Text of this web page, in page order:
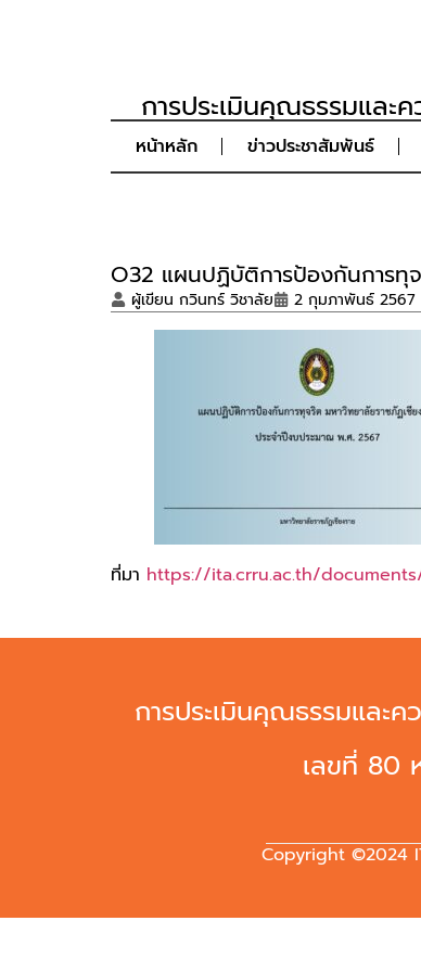
การประเมินคุณธรรมและ
หน้าหลัก ข่าวประชาสัมพันธ์
O32 แผนปฏิบัติการป้องกันการทุ
ผู้เขียน กวินทร์ วิชาลัย 2 กุมภาพันธ์ 2567
ที่มา https://ita.crru.ac.th/
การประเมินคุณธรรมและ
เลขที่ 80
Copyright ©2024